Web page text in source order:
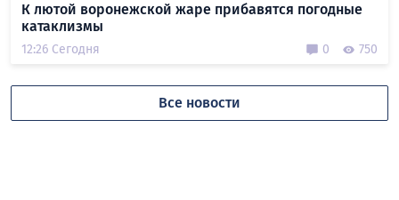
К лютой воронежской жаре прибавятся погодные
катаклизмы
12:26 Сегодня 0 750
Все новости